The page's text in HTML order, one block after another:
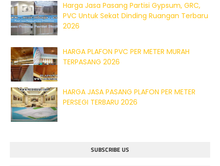
Harga Jasa Pasang Partisi Gypsum, GRC,
PVC Untuk Sekat Dinding Ruangan Terbaru
2026
HARGA PLAFON PVC PER METER MURAH
TERPASANG 2026
HARGA JASA PASANG PLAFON PER METER
PERSEGI TERBARU 2026
SUBSCRIBE US